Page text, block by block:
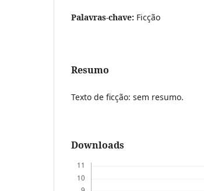
Palavras-chave: Ficção
Resumo
Texto de ficção: sem resumo.
Downloads